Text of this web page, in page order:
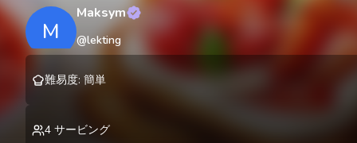
M
Maksym
@lekting
難易度: 簡単
4 サービング